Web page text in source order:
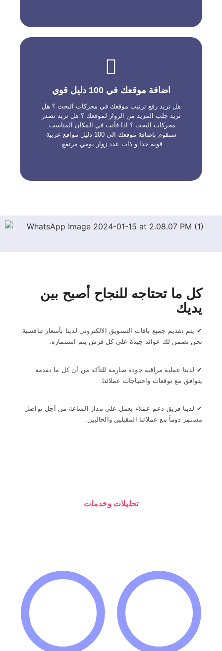
اضافة موقعك في 100 دليل قوي
هل تريد رفع ترتيب موقعك في محركات البحث ؟ هل
تريد جلب المزيد من الزوار لموقعك ؟ هل تريد تصدر
محركات البحث ؟ اذا فأنت في المكان المناسب.
سنقوم باضافة موقعك الى 100 دليل مواقع عربية
قوية جدا و ذات عدد زوار يومي مرتفع.
موقعك. كما سيتم تسليم تقرير به جميع الادلة التي
تمت اضافة موقعك اليها.
ملاحظة : خدمتنا تتضمن اضافة موقعك الى 100 دليل
مواقع مع الحرص على المعلومات و البيانات التي
تقوم بارفاقها حول موقعكم , نحن لسنا مسؤولين على
رفض او قبول موقعك من طرف الادلة اذا كان ينتهك
سياساتهم و حقوقهم.
كل ما تحتاجه للنجاح أصبح بين
يديك
✔ يتم تقديم جميع باقات التسويق الالكتروني لدينا بأسعار تنافسية.
نحن نضمن لك عوائد جيدة على كل قرش يتم استثماره.
✔ لدينا عملية مراقبة جودة صارمة للتأكد من أن كل ما نقدمه
يتوافق مع توقعات واحتياجات عملائنا.
✔ لدينا فريق دعم عملاء يعمل على مدار الساعة من أجل تواصل
مستمر دوماً مع عملائنا المقبلين والحاليين.
تحليلات وخدمات